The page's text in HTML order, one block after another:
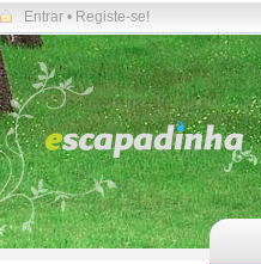
Entrar • Registe-se!